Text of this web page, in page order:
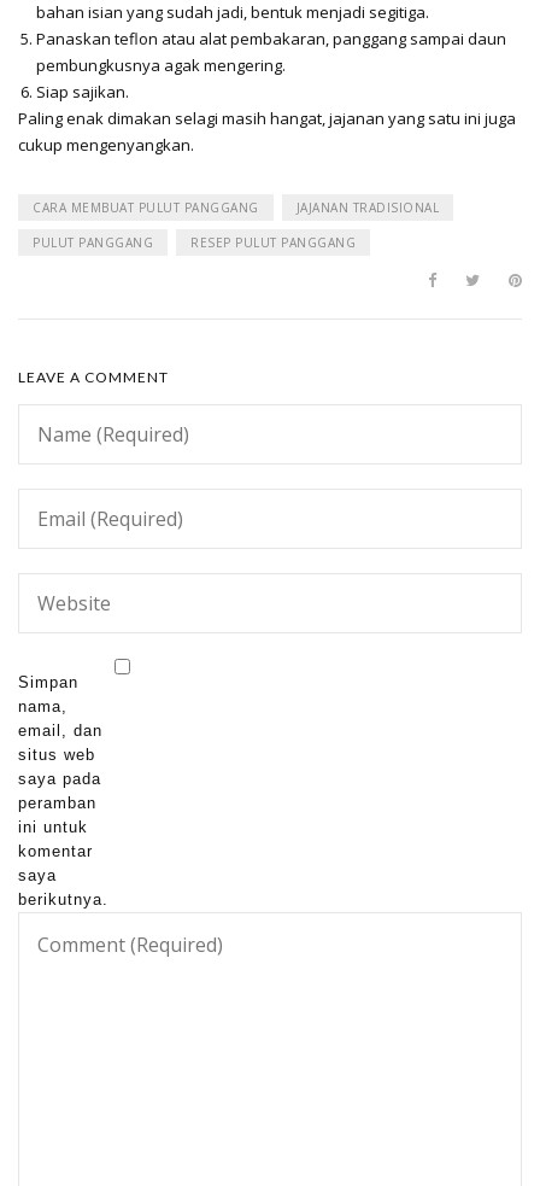
bahan isian yang sudah jadi, bentuk menjadi segitiga.
Panaskan teflon atau alat pembakaran, panggang sampai daun
pembungkusnya agak mengering.
Siap sajikan.
Paling enak dimakan selagi masih hangat, jajanan yang satu ini juga
cukup mengenyangkan.
CARA MEMBUAT PULUT PANGGANG JAJANAN TRADISIONAL
PULUT PANGGANG RESEP PULUT PANGGANG
LEAVE A COMMENT
Simpan
nama,
email, dan
situs web
saya pada
peramban
ini untuk
komentar
saya
berikutnya.